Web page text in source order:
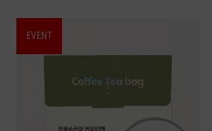
EVENT